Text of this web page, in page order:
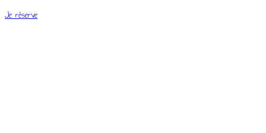
Je réserve